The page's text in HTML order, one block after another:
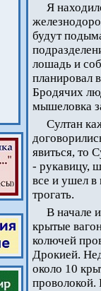
Я
будут
лошадь и
планировал
Бродячих
мышеловка
Султан
явиться, то
- рукавицу,
все и ушел
трогать.
В начале
крытые
колючей
Дрокией.
около 10
проволокой.